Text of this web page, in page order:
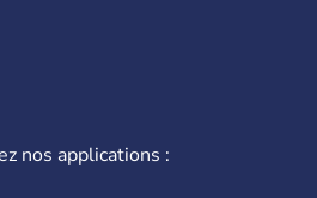
nos applications :